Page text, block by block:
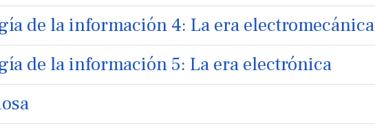
de la información 4: La era electromecánica
de la información 5: La era electrónica